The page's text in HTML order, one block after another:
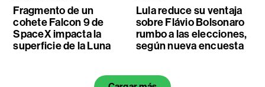
Fragmento de un
cohete Falcon 9 de
SpaceX impacta la
superficie de la Luna
Lula reduce su ventaja
sobre Flávio Bolsonaro
rumbo a las elecciones,
según nueva encuesta